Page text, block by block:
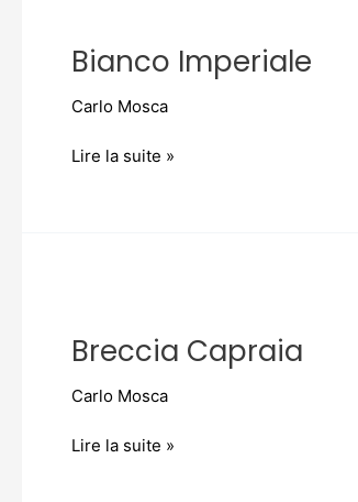
Bianco Imperiale
Carlo Mosca
Lire la suite »
Breccia Capraia
Carlo Mosca
Lire la suite »